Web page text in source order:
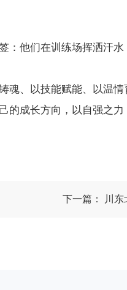
他们在训练场挥洒汗
、以技能赋能、以温
成长方向，以自强之
下一篇： 川